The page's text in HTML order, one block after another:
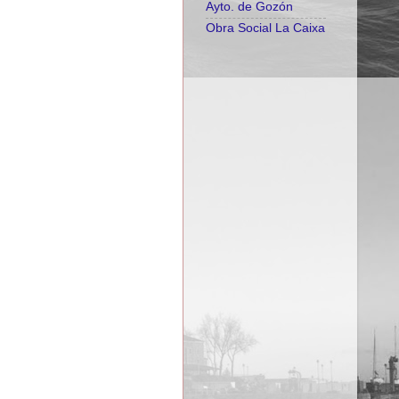
Ayto. de Gozón
Obra Social La Caixa